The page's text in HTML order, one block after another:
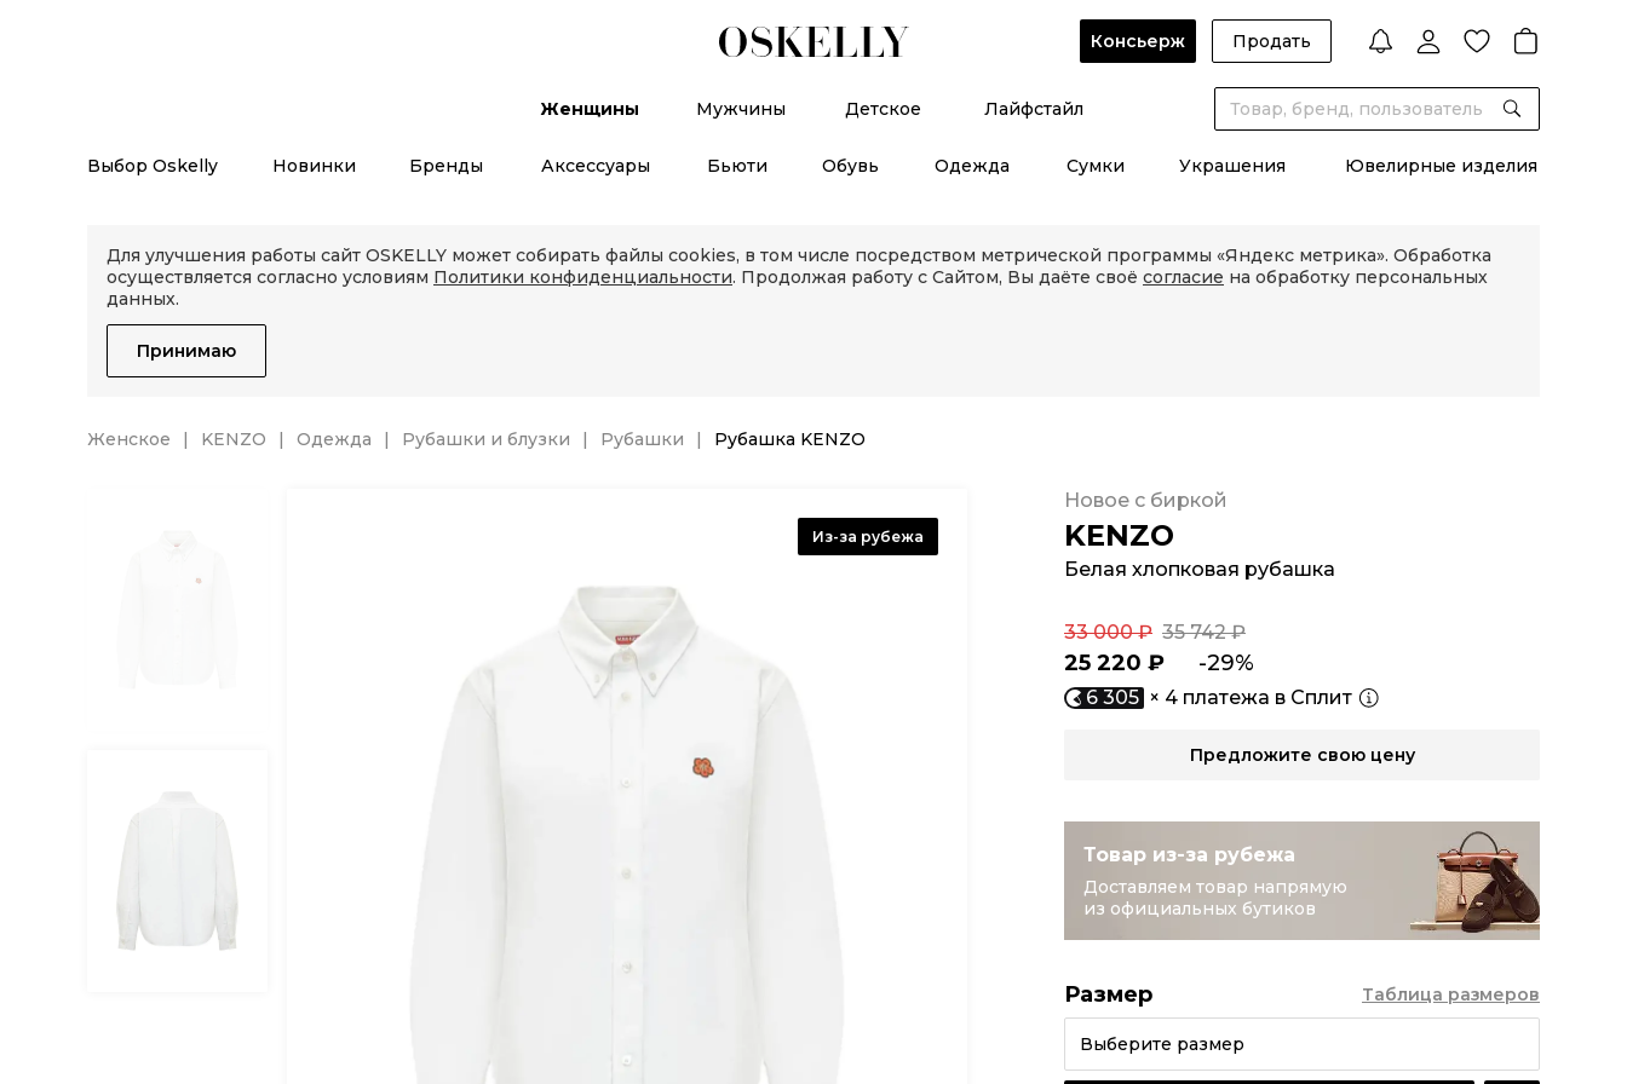
Консьерж Продать
Женщины Мужчины Детское Лайфстайл
Выбор Oskelly Новинки Бренды Аксессуары Бьюти Обувь Одежда Сумки Украшения Ювелирные изделия
Для улучшения работы сайт OSKELLY может собирать файлы cookies, в том числе посредством метрической программы «Яндекс метрика». Обработка
осуществляется согласно условиям Политики конфиденциальности. Продолжая работу с Сайтом, Вы даёте своё согласие на обработку персональных
данных.
Принимаю
Женское KENZO Одежда Рубашки и блузки Рубашки Рубашка KENZO
Из-за рубежа KENZO
Белая хлопковая рубашка
Новое с биркой
25 220 ₽ -29%
33 000 ₽ 35 742 ₽
6 305 × 4 платежа в Сплит
Предложите свою цену
Товар из-за рубежа
Доставляем товар напрямую
из официальных бутиков
Размер
Выберите размер
Таблица размеров